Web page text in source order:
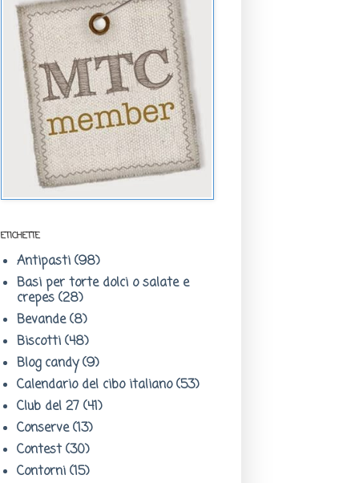
ETICHETTE
Antipasti (98)
Basi per torte dolci o salate e
crepes (28)
Bevande (8)
Biscotti (48)
Blog candy (9)
Calendario del cibo italiano (53)
Club del 27 (41)
Conserve (13)
Contest (30)
Contorni (15)